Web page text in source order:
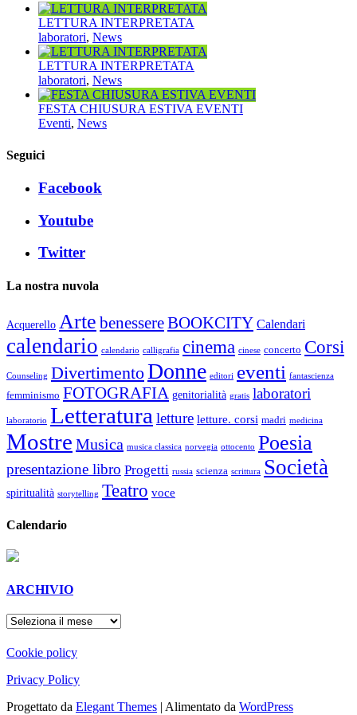
LETTURA INTERPRETATA
laboratori, News
LETTURA INTERPRETATA
laboratori, News
FESTA CHIUSURA ESTIVA EVENTI
Eventi, News
Seguici
Facebook
Youtube
Twitter
La nostra nuvola
Acquerello Arte benessereBOOKCITY Calendari
calendario calendario calligrafia cinema cinese concerto Corsi
Counseling DivertimentoDonne editori eventi fantascienza
femminismo FOTOGRAFIA genitorialità gratis laboratori
laboratorio Letteratura letture letture. corsi madri medicina
Mostre Musica musica classica norvegia ottocento Poesia
presentazione libro Progetti russia scienza scrittura Società
spiritualità storytelling Teatro voce
Calendario
ARCHIVIO
ARCHIVIO
Cookie policy
Privacy Policy
Progettato da Elegant Themes | Alimentato da WordPress